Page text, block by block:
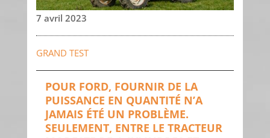
7 avril 2023
GRAND TEST
POUR FORD, FOURNIR DE LA
PUISSANCE EN QUANTITÉ N’A
JAMAIS ÉTÉ UN PROBLÈME.
SEULEMENT, ENTRE LE TRACTEUR